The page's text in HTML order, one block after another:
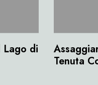
Lago di
Tenuta